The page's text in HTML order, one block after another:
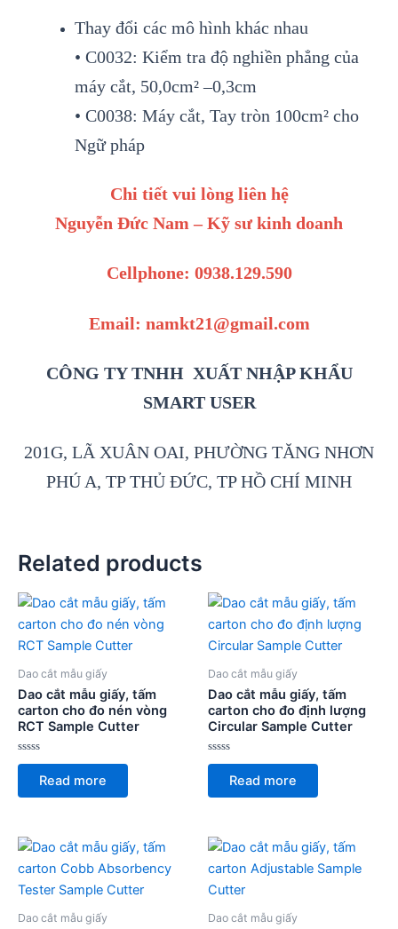
Thay đổi các mô hình khác nhau
• C0032: Kiểm tra độ nghiền phẳng của
máy cắt, 50,0cm² –0,3cm
• C0038: Máy cắt, Tay tròn 100cm² cho
Ngữ pháp
Chi tiết vui lòng liên hệ
Nguyễn Đức Nam – Kỹ sư kinh doanh
Cellphone: 0938.129.590
Email: namkt21@gmail.com
CÔNG TY TNHH XUẤT NHẬP KHẨU
SMART USER
201G, LÃ XUÂN OAI, PHƯỜNG TĂNG NHƠN
PHÚ A, TP THỦ ĐỨC, TP HỒ CHÍ MINH
Related products
Dao cắt mẫu giấy
Dao cắt mẫu giấy, tấm
carton cho đo nén vòng
RCT Sample Cutter
Rated
of
Read more
Dao cắt mẫu giấy
Dao cắt mẫu giấy, tấm
carton cho đo định lượng
Circular Sample Cutter
Rated
of
Read more
Dao cắt mẫu giấy Dao cắt mẫu giấy